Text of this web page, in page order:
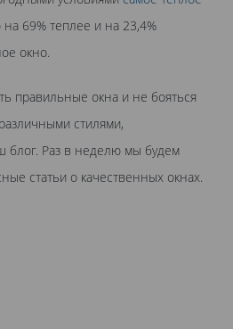
69% теплее и на 23,4%
окно.
правильные окна и не бояться
стилями,
блог. Раз в неделю мы будем
статьи о качественных окнах.